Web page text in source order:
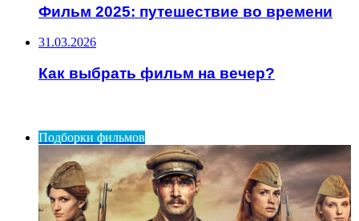
Фильм 2025: путешествие во времени
31.03.2026
Как выбрать фильм на вечер?
Подборки фильмов